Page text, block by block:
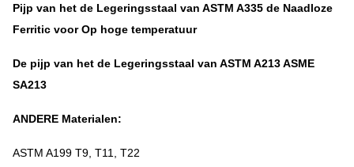
Pijp van het de Legeringsstaal van ASTM A335 de Naadloze
Ferritic voor Op hoge temperatuur
De pijp van het de Legeringsstaal van ASTM A213 ASME
SA213
ANDERE Materialen:
ASTM A199 T9, T11, T22